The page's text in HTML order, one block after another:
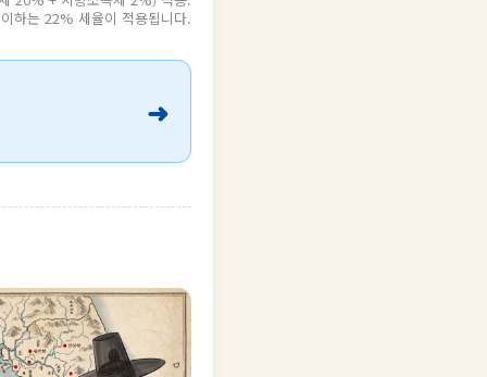
하는 22% 세율이 적용됩니다.
➜